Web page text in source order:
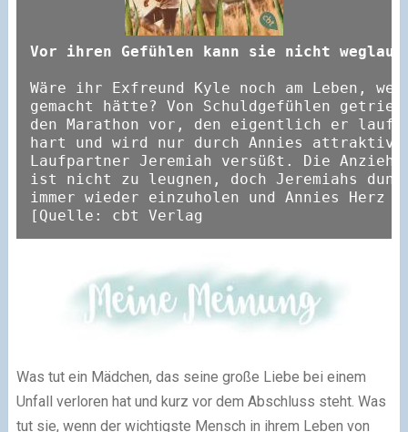
Vor ihren Gefühlen kann sie nicht
Wäre ihr Exfreund Kyle noch am Leben,
gemacht hätte? Von Schuldgefühlen
den Marathon vor, den eigentlich er
hart und wird nur durch Annies
Laufpartner Jeremiah versüßt. Die
ist nicht zu leugnen, doch Jeremiahs
immer wieder einzuholen und Annies Herz
[Quelle: cbt Verlag
Was tut ein Mädchen, das seine große Liebe bei einem
Unfall verloren hat und kurz vor dem Abschluss steht. Was
tut sie, wenn der wichtigste Mensch in ihrem Leben von